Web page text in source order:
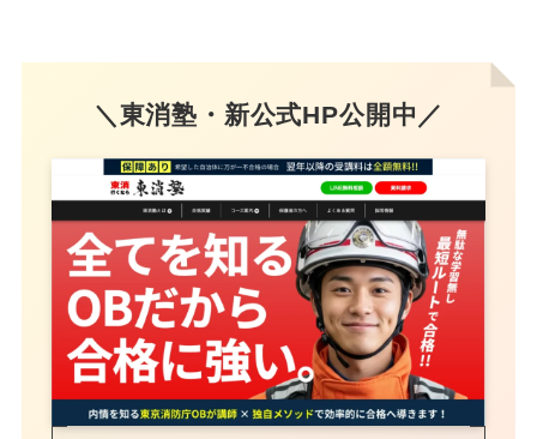
＼東消塾・新公式HP公開中／